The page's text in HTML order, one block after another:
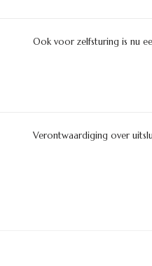
Ook voor zelfsturing is nu
Verontwaardiging over